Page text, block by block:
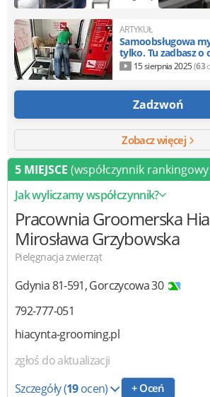
ARTYKUŁ
Samoobsługowa
tylko. Tu zadbasz o
15 sierpnia 2025(63
Zadzwoń
Zobacz więcej
5 MIEJSCE (współczynnik rankingowy
Jak wyliczamy współczynnik?
Pracownia Groomerska
Mirosława Grzybowska
Pielęgnacja zwierząt
Gdynia81-591,Gorczycowa 30
792-777-051
hiacynta-grooming.pl
zgłoś do aktualizacji
Szczegóły(19ocen) + Oceń